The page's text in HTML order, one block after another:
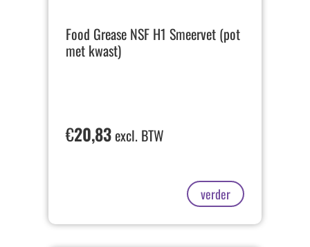
Food Grease NSF H1 Smeervet (pot
met kwast)
€20,83excl. BTW
verder